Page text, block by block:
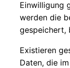
Einwilligung
werden die
gespeichert,
Existieren
Daten, die